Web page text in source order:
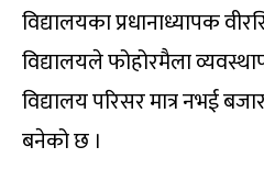
विद्यालयका प्रधानाध्यापक
विद्यालयले फोहोरमैला
विद्यालय परिसर मात्र नभई
बनेको छ ।